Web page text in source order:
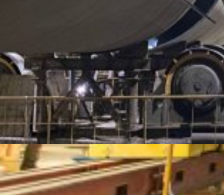
Перед командой стояла задача принять оборудование с
транспорта, завезти его в цех и установить на
фундаменты в проектное положение.
Проект также включал подготовку площадки и
выполнение общестроительных работ, необходимых для
организации заезда тяжелого транспорта и перемещения
оборудования внутри здания.
В общей сложности команда смонтировала шесть
прессов китайского производства:
два пресса JW36-315T массой по 44 т